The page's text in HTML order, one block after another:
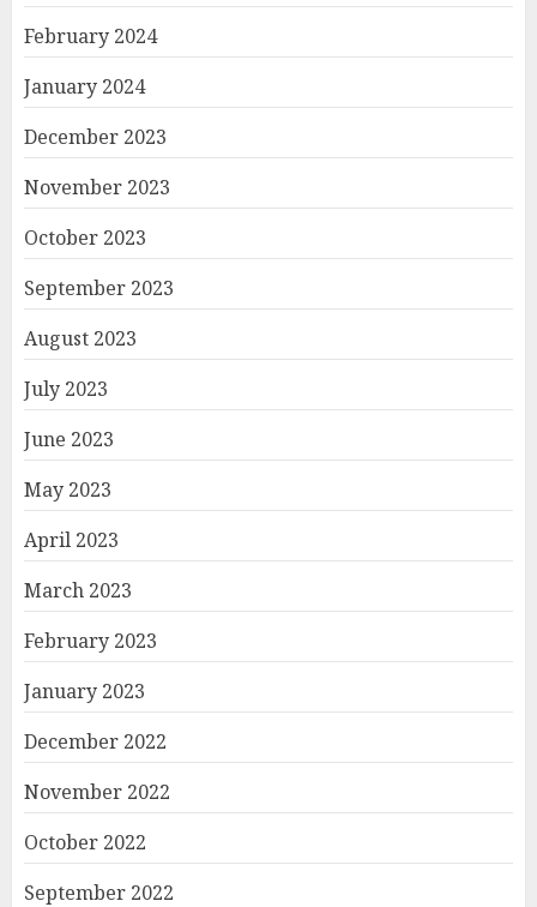
February 2024
January 2024
December 2023
November 2023
October 2023
September 2023
August 2023
July 2023
June 2023
May 2023
April 2023
March 2023
February 2023
January 2023
December 2022
November 2022
October 2022
September 2022